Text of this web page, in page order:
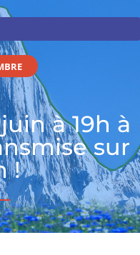
à 19h à
sur
!